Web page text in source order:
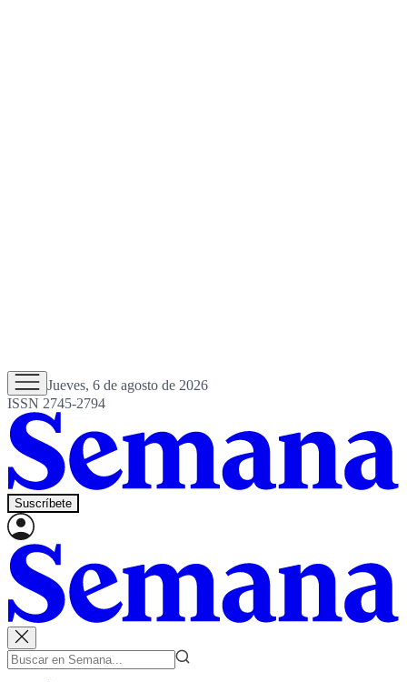
Jueves, 6 de agosto de 2026
ISSN 2745-2794
Suscríbete